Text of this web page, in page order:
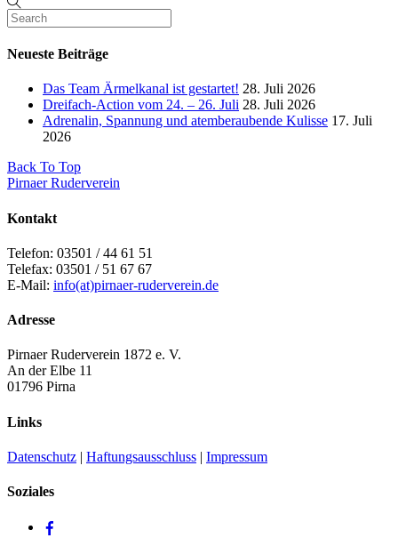
Neueste Beiträge
Das Team Ärmelkanal ist gestartet! 28. Juli 2026
Dreifach-Action vom 24. – 26. Juli 28. Juli 2026
Adrenalin, Spannung und atemberaubende Kulisse 17. Juli
2026
Back To Top
Pirnaer Ruderverein
Kontakt
Telefon: 03501 / 44 61 51
Telefax: 03501 / 51 67 67
E-Mail: info(at)pirnaer-ruderverein.de
Adresse
Pirnaer Ruderverein 1872 e. V.
An der Elbe 11
01796 Pirna
Links
Datenschutz | Haftungsausschluss | Impressum
Soziales